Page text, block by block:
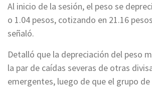
Al inicio de la sesión, el peso se
o 1.04 pesos, cotizando en 21.16
señaló.
Detalló que la depreciación del peso
la par de caídas severas de otras
emergentes, luego de que el grupo de